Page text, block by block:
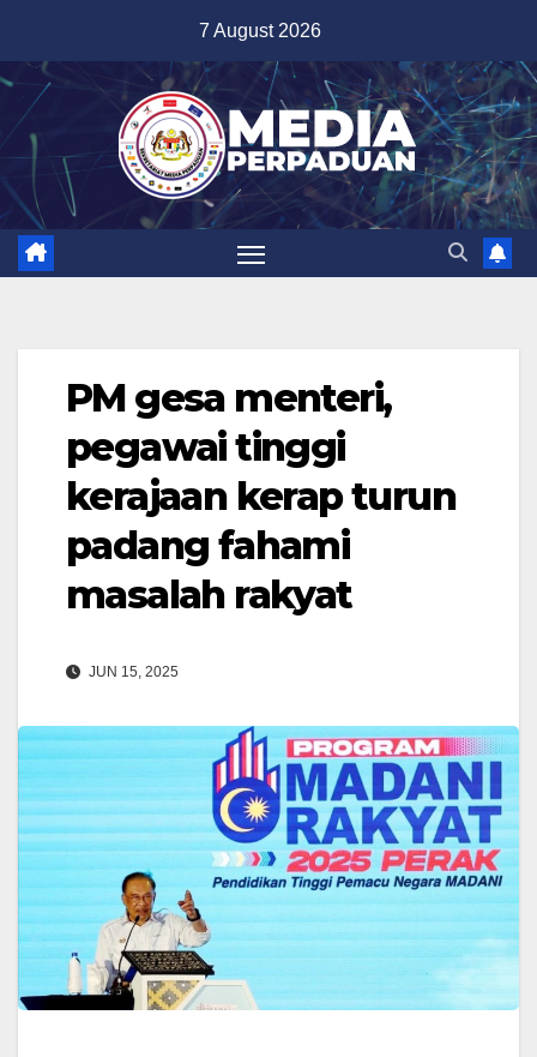
content
7 August 2026
PM gesa menteri,
pegawai tinggi
kerajaan kerap turun
padang fahami
masalah rakyat
JUN 15, 2025